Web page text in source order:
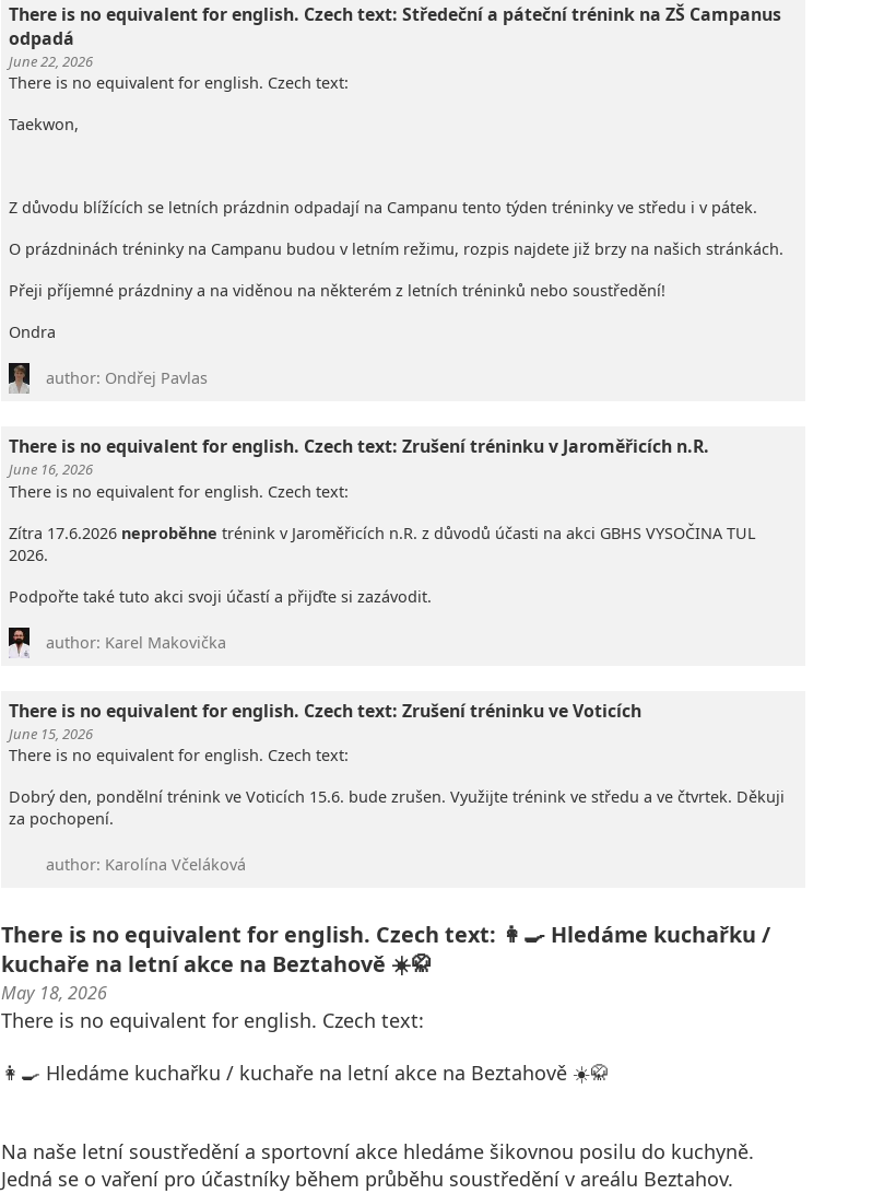
There is no equivalent for english. Czech text: Středeční a páteční trénink na ZŠ Campanus
odpadá
June 22, 2026
There is no equivalent for english. Czech text:
Taekwon,
Z důvodu blížících se letních prázdnin odpadají na Campanu tento týden tréninky ve středu i v pátek.
O prázdninách tréninky na Campanu budou v letním režimu, rozpis najdete již brzy na našich stránkách.
Přeji příjemné prázdniny a na viděnou na některém z letních tréninků nebo soustředění!
Ondra
author: Ondřej Pavlas
There is no equivalent for english. Czech text: Zrušení tréninku v Jaroměřicích n.R.
June 16, 2026
There is no equivalent for english. Czech text:
Zítra 17.6.2026 neproběhne trénink v Jaroměřicích n.R. z důvodů účasti na akci GBHS VYSOČINA TUL
2026.
Podpořte také tuto akci svoji účastí a přijďte si zazávodit.
author: Karel Makovička
There is no equivalent for english. Czech text: Zrušení tréninku ve Voticích
June 15, 2026
There is no equivalent for english. Czech text:
Dobrý den, pondělní trénink ve Voticích 15.6. bude zrušen. Využijte trénink ve středu a ve čtvrtek. Děkuji
za pochopení.
author: Karolína Včeláková
There is no equivalent for english. Czech text: 👩‍🍳 Hledáme kuchařku /
kuchaře na letní akce na Beztahově ☀️🥋
May 18, 2026
There is no equivalent for english. Czech text:
👩‍🍳 Hledáme kuchařku / kuchaře na letní akce na Beztahově ☀️🥋
Na naše letní soustředění a sportovní akce hledáme šikovnou posilu do kuchyně.
Jedná se o vaření pro účastníky během průběhu soustředění v areálu Beztahov.